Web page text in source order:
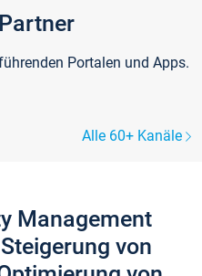
Portalen und Apps.
Alle 60+ Kanäle
Management
von